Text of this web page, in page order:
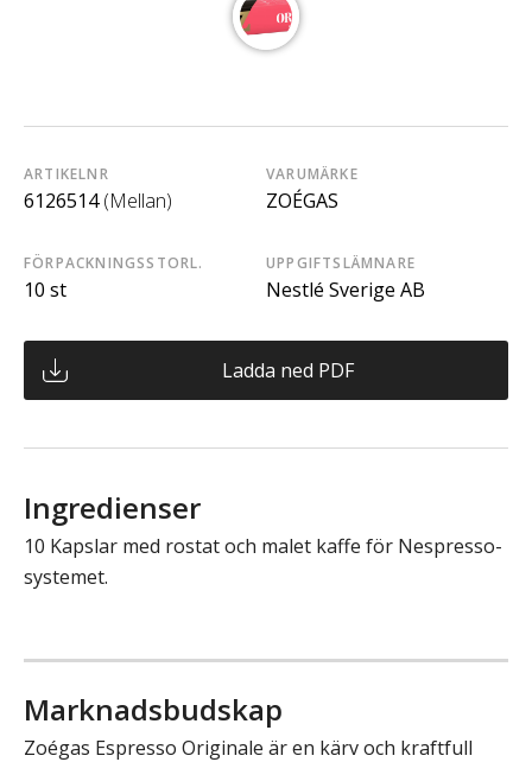
ARTIKELNR
6126514 (Mellan)
VARUMÄRKE
ZOÉGAS
FÖRPACKNINGSSTORL.
10 st
UPPGIFTSLÄMNARE
Nestlé Sverige AB
Ladda ned PDF
Ingredienser
10 Kapslar med rostat och malet kaffe för Nespresso-
systemet.
Marknadsbudskap
Zoégas Espresso Originale är en kärv och kraftfull